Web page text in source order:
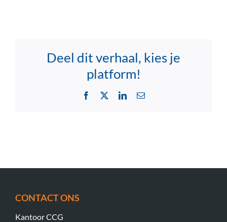
Deel dit verhaal, kies je
platform!
Facebook LinkedInEmail
CONTACT ONS
Kantoor CCG